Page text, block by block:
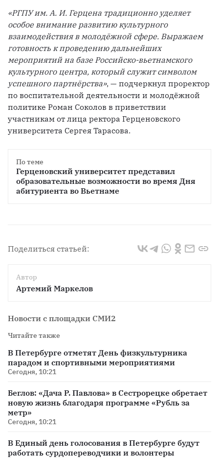
«РГПУ им. А. И. Герцена традиционно уделяет
особое внимание развитию культурного
взаимодействия в молодёжной сфере. Выражаем
готовность к проведению дальнейших
мероприятий на базе Российско-вьетнамского
культурного центра, который служит символом
успешного партнёрства», — подчеркнул проректор
по воспитательной деятельности и молодёжной
политике Роман Соколов в приветствии
участникам от лица ректора Герценовского
университета Сергея Тарасова.
По теме
Герценовский университет представил
образовательные возможности во время Дня
абитуриента во Вьетнаме
Поделиться статьей:
Автор
Артемий Маркелов
Новости с площадки СМИ2
Читайте также
В Петербурге отметят День физкультурника
парадом и спортивными мероприятиями
Сегодня, 10:21
Беглов: «Дача Р. Павлова» в Сестрорецке обретает
новую жизнь благодаря программе «Рубль за
метр»
Сегодня, 10:21
В Единый день голосования в Петербурге будут
работать сурдопереводчики и волонтеры